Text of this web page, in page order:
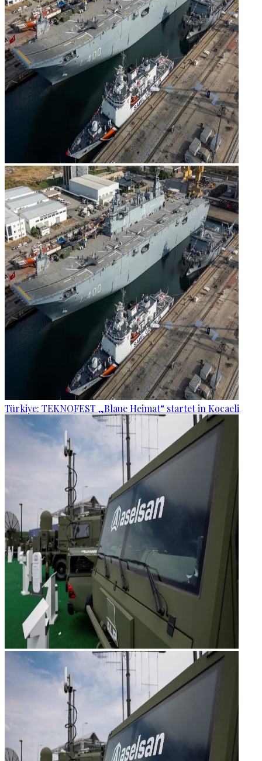
Türkiye: TEKNOFEST „Blaue Heimat“ startet in Kocaeli